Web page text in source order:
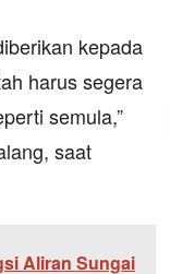
kepada
harus segera
semula,”
saat
Aliran Sungai